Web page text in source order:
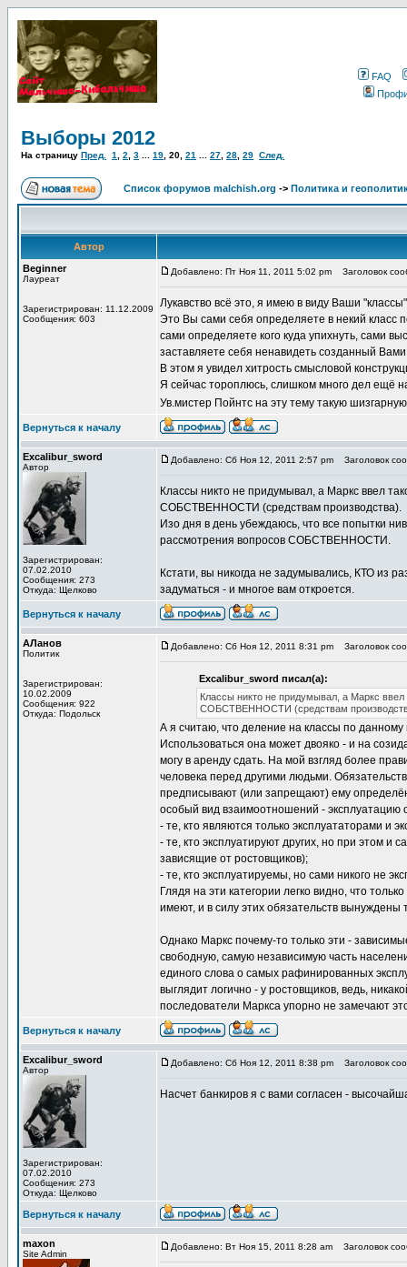
FAQ
Выборы 2012
На страницу Пред. 1 2 3 19 20 21 27 28 29 След.
Список форумов malchish.org -> Политика и
Автор
Beginner
Лауреат
Зарегистрирован: 11.12.2009
Сообщения: 603
Добавлено: Пт Ноя 11, 2011 5:02 pm Заголовок
Лукавство всё это, я имею в виду Ваши
Это Вы сами себя определяете в некий класс
сами определяете кого куда упихнуть, сами
заставляете себя ненавидеть созданный
В этом я увидел хитрость смысловой
Я сейчас тороплюсь, слишком много дел ещё
Ув.мистер Пойнтс на эту тему такую
Вернуться к началу
Excalibur_sword
Автор
Зарегистрирован:
07.02.2010
Сообщения: 273
Откуда: Щелково
Добавлено: Сб Ноя 12, 2011 2:57 pm Заголовок
Классы никто не придумывал, а Маркс ввел
СОБСТВЕННОСТИ (средствам производства).
Изо дня в день убеждаюсь, что все попытки
рассмотрения вопросов СОБСТВЕННОСТИ.
Кстати, вы никогда не задумывались, КТО из
задуматься - и многое вам откроется.
Вернуться к началу
АЛанов
Политик
Зарегистрирован:
10.02.2009
Сообщения: 922
Откуда: Подольск
Добавлено: Сб Ноя 12, 2011 8:31 pm Заголовок
Excalibur_sword писал(а):
Классы никто не придумывал, а Маркс ввел
СОБСТВЕННОСТИ (средствам
А я считаю, что деление на классы по данному
Использоваться она может двояко - и на
могу в аренду сдать. На мой взгляд более
человека перед другими людьми.
предписывают (или запрещают) ему
особый вид взаимоотношений - эксплуатацию
- те, кто являются только эксплуататорами и
- те, кто эксплуатируют других, но при этом
зависящие от ростовщиков);
- те, кто эксплуатируемы, но сами никого не
Глядя на эти категории легко видно, что
имеют, и в силу этих обязательств
Однако Маркс почему-то только эти -
свободную, самую независимую часть
единого слова о самых рафинированных
выглядит логично - у ростовщиков, ведь,
последователи Маркса упорно не замечают
Вернуться к началу
Excalibur_sword
Автор
Зарегистрирован:
07.02.2010
Сообщения: 273
Откуда: Щелково
Добавлено: Сб Ноя 12, 2011 8:38 pm Заголовок
Насчет банкиров я с вами согласен -
Вернуться к началу
maxon
Site Admin
Добавлено: Вт Ноя 15, 2011 8:28 am Заголовок